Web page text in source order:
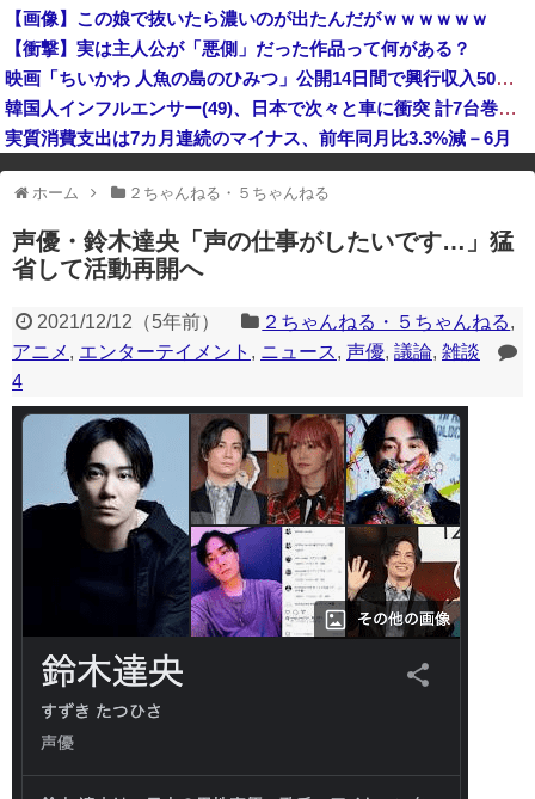
【画像】この娘で抜いたら濃いのが出たんだがｗｗｗｗｗｗ
【衝撃】実は主人公が「悪側」だった作品って何がある？
映画「ちいかわ 人魚の島のひみつ」公開14日間で興行収入50億円突破 最終興収102.8億円の「シン・エヴァ」に並ぶペース
韓国人インフルエンサー(49)、日本で次々と車に衝突 計7台巻き込み 八王子
実質消費支出は7カ月連続のマイナス、前年同月比3.3%減－6月
※アドブロック等の広告非表示プラグインやアドオンを利用している場合、
一部のコンテンツが表示されなくなったり、サイト全体のレイアウトが崩れ
たりする場合があります。
ホーム ２ちゃんねる・５ちゃんねる
声優・鈴木達央「声の仕事がしたいです…」猛
省して活動再開へ
2021/12/12 （5年前） ２ちゃんねる・５ちゃんねる,
アニメ , エンターテイメント , ニュース, 声優, 議論, 雑談
4